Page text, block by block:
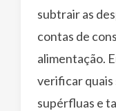
subtrair as
contas de
alimentação.
verificar quais
supérfluas e